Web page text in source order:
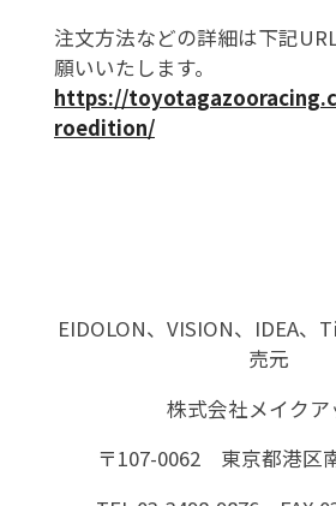
注文方法などの詳細は下記
願いいたします。
https://
roedition/
EIDOLON、VISION、IDEA
売元
株式会社メイクア
〒107-0062 東京都港区